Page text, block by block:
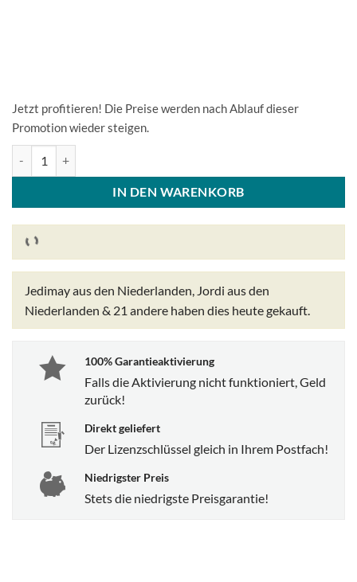
Jetzt profitieren! Die Preise werden nach Ablauf dieser
Promotion wieder steigen.
IN DEN WARENKORB
Jedimay aus den Niederlanden, Jordi aus den
Niederlanden & 21 andere haben dies heute gekauft.
100% Garantieaktivierung
Falls die Aktivierung nicht funktioniert, Geld
zurück!
Direkt geliefert
Der Lizenzschlüssel gleich in Ihrem Postfach!
Niedrigster Preis
Stets die niedrigste Preisgarantie!